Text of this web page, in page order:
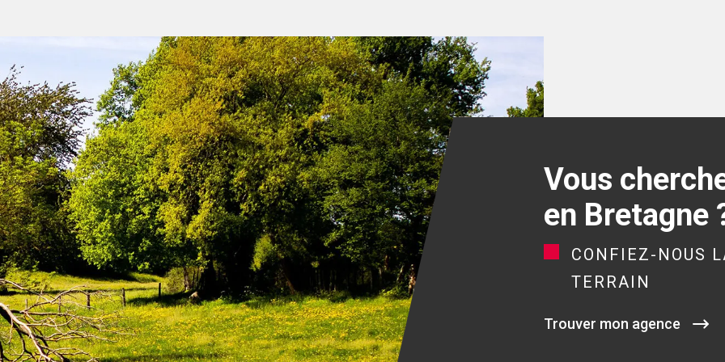
Vous
en Bretagne
CONFIEZ-NOUS
TERRAIN
Trouver mon agence